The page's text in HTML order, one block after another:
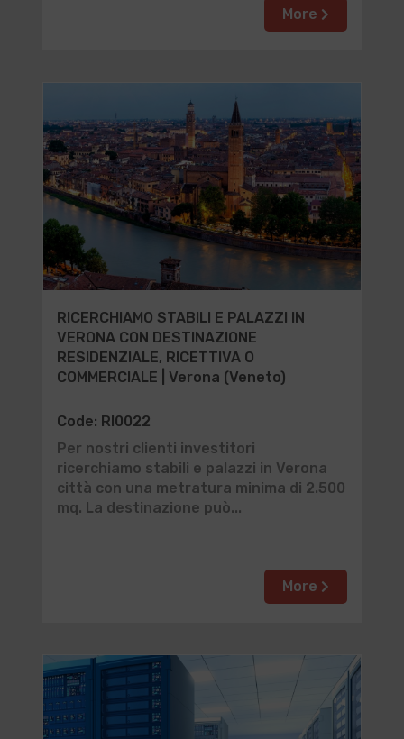
More
RICERCHIAMO STABILI E PALAZZI IN
VERONA CON DESTINAZIONE
RESIDENZIALE, RICETTIVA O
COMMERCIALE | Verona (Veneto)
Code: RI0022
Per nostri clienti investitori
ricerchiamo stabili e palazzi in Verona
città con una metratura minima di 2.500
mq. La destinazione può...
More